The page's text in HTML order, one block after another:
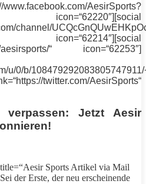
AesirSports?
channel/
aesirsports/“ icon=“62253″]
u/0/b/
twitter.com/AesirSports“
verpassen: Jetzt Aesir
Aesir Sports Artikel via Mail
der Erste, der neu erscheinende